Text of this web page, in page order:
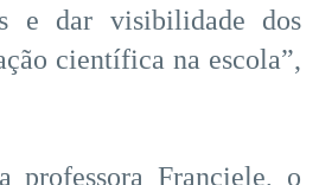
e dar visibilidade dos
científica na escola”,
professora Franciele, o